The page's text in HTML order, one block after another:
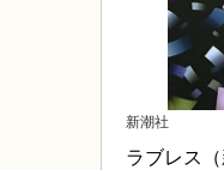
新潮社
ラブレス（